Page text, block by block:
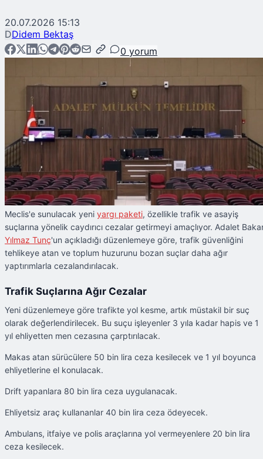
20.07.2026 15:13
DDidem Bektaş
0 yorum
Meclis'e sunulacak yeni yargı paketi, özellikle trafik ve asayiş
suçlarına yönelik caydırıcı cezalar getirmeyi amaçlıyor. Adalet
Yılmaz Tunç'un açıkladığı düzenlemeye göre, trafik güvenliğini
tehlikeye atan ve toplum huzurunu bozan suçlar daha ağır
yaptırımlarla cezalandırılacak.
Trafik Suçlarına Ağır Cezalar
Yeni düzenlemeye göre trafikte yol kesme, artık müstakil bir suç
olarak değerlendirilecek. Bu suçu işleyenler 3 yıla kadar hapis ve 1
yıl ehliyetten men cezasına çarptırılacak.
Makas atan sürücülere 50 bin lira ceza kesilecek ve 1 yıl boyunca
ehliyetlerine el konulacak.
Drift yapanlara 80 bin lira ceza uygulanacak.
Ehliyetsiz araç kullananlar 40 bin lira ceza ödeyecek.
Ambulans, itfaiye ve polis araçlarına yol vermeyenlere 20 bin lira
ceza kesilecek.